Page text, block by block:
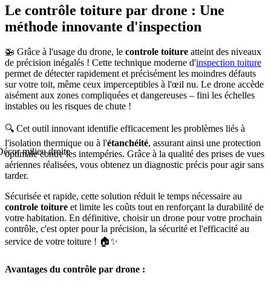
Le contrôle toiture par drone : Une
méthode innovante d'inspection
🚁 Grâce à l'usage du drone, le controle toiture atteint des niveaux
de précision inégalés ! Cette technique moderne d'inspection toiture
permet de détecter rapidement et précisément les moindres défauts
sur votre toit, même ceux imperceptibles à l'œil nu. Le drone accède
aisément aux zones compliquées et dangereuses – fini les échelles
instables ou les risques de chute !
🔍 Cet outil innovant identifie efficacement les problèmes liés à
l'isolation thermique ou à l'étanchéité, assurant ainsi une protection
optimale contre les intempéries. Grâce à la qualité des prises de vues
aériennes réalisées, vous obtenez un diagnostic précis pour agir sans
tarder.
Sécurisée et rapide, cette solution réduit le temps nécessaire au
controle toiture et limite les coûts tout en renforçant la durabilité de
votre habitation. En définitive, choisir un drone pour votre prochain
contrôle, c'est opter pour la précision, la sécurité et l'efficacité au
service de votre toiture ! 🏠✨
Avantages du contrôle par drone :